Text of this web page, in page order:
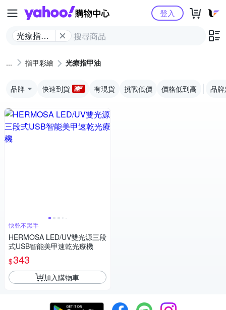
Yahoo購物中心
光療指甲
登入
指甲彩繪 光療指甲油
品牌 快速到貨 有現貨 挑戰低價 價格低到高 品
快乾不黑手
HERMOSA LED/UV雙光源三段
式USB智能美甲速乾光療機
$343
加入購物車